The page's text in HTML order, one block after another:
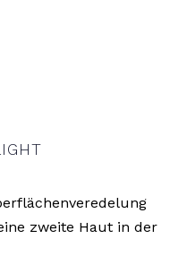
zweite Haut in der